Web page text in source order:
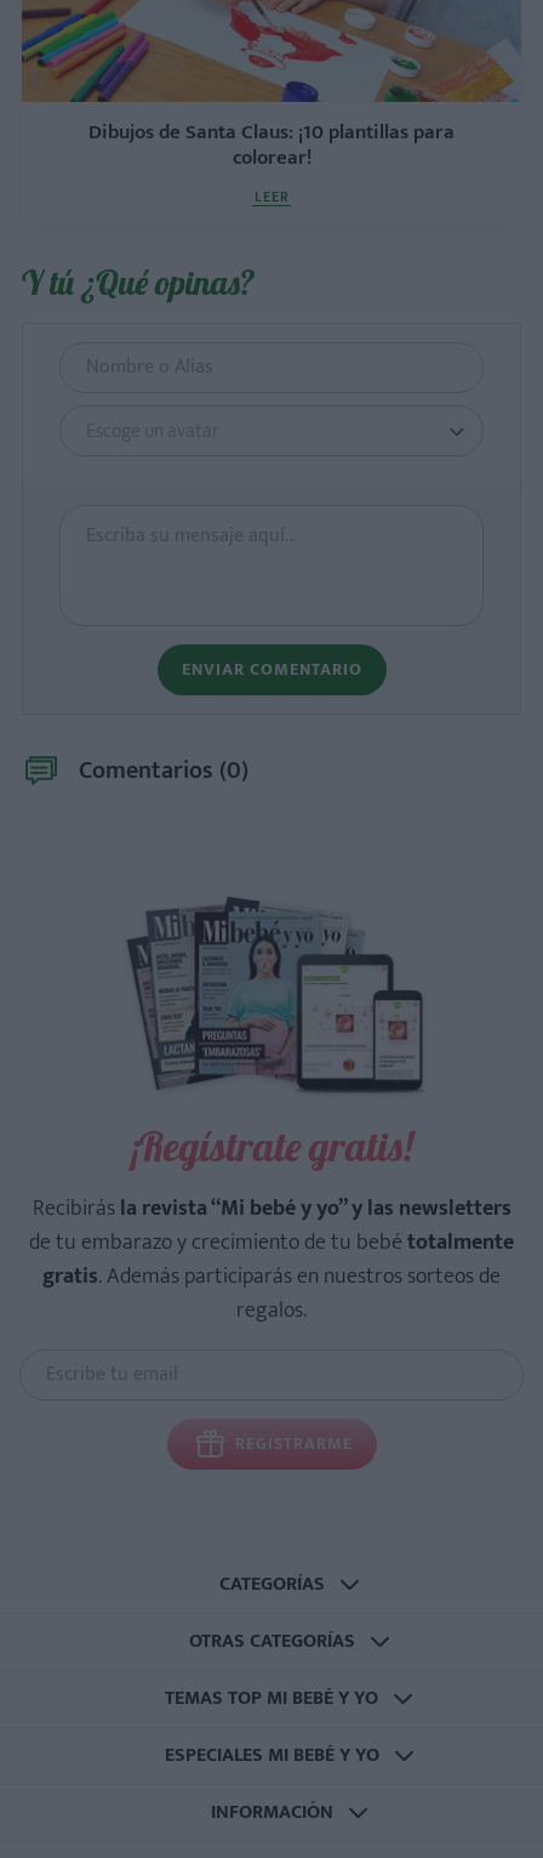
Dibujos de Santa Claus: ¡10 plantillas para
colorear!
LEER
Y tú ¿Qué opinas?
Escoge un avatar
ENVIAR COMENTARIO
Comentarios (0)
¡Regístrate gratis!
Recibirásla revista “Mi bebé y yo” y las newsletters
de tu embarazo y crecimiento de tu bebétotalmente
gratis. Además participarás en nuestros sorteos de
regalos.
REGISTRARME
CATEGORÍAS
OTRAS CATEGORÍAS
TEMAS TOP MI BEBÉ Y YO
ESPECIALES MI BEBÉ Y YO
INFORMACIÓN